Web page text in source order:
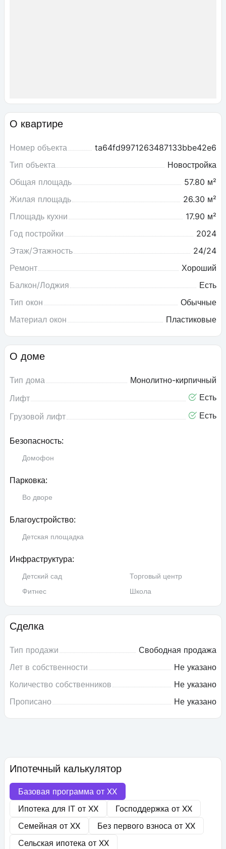
О квартире
Номер объекта
ta64fd9971263487133bbe42e6
Тип объекта
Новостройка
Общая площадь
57.80 м²
Жилая площадь
26.30 м²
Площадь кухни
17.90 м²
Год постройки
2024
Этаж/Этажность
24/24
Ремонт
Хороший
Балкон/Лоджия
Есть
Тип окон
Обычные
Материал окон
Пластиковые
О доме
Тип дома
Монолитно-кирпичный
Лифт
Есть
Грузовой лифт
Есть
Безопасность:
Домофон
Парковка:
Во дворе
Благоустройство:
Детская площадка
Инфраструктура:
Детский сад
Торговый центр
Фитнес
Школа
Сделка
Тип продажи
Свободная продажа
Лет в собственности
Не указано
Количество собственников
Не указано
Прописано
Не указано
Ипотечный калькулятор
Базовая программа от XX
Ипотека для IT от XX Господдержка от XX
Семейная от XX Без первого взноса от XX
Сельская ипотека от XX